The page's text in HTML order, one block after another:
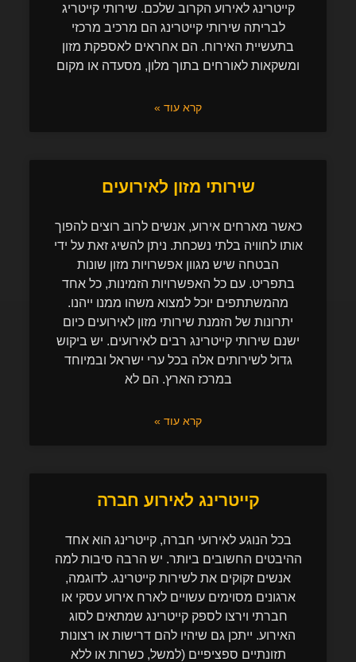
קייטרינג לאירוע הקרוב שלכם. שירותי קייטריג
לבריתה שירותי קייטרינג הם מרכיב מרכזי
בתעשיית האירוח. הם אחראים לאספקת מזון
ומשקאות לאורחים בתוך מלון, מסעדה או מקום
קרא עוד »
שירותי מזון לאירועים
כאשר מארחים אירוע, אנשים לרוב רוצים להפוך
אותו לחוויה בלתי נשכחת. ניתן להשיג זאת על ידי
הבטחה שיש מגוון אפשרויות מזון שונות
בתפריט. עם כל האפשרויות הזמינות, כל אחד
מהמשתתפים יוכל למצוא משהו ממנו ייהנו.
יתרונות של הזמנת שירותי מזון לאירועים כיום
ישנם שירותי קייטרינג רבים לאירועים. יש ביקוש
גדול לשירותים אלה בכל ערי ישראל ובמיוחד
במרכז הארץ. הם לא
קרא עוד »
קייטרינג לאירוע חברה
בכל הנוגע לאירועי חברה, קייטרינג הוא אחד
ההיבטים החשובים ביותר. יש הרבה סיבות למה
אנשים זקוקים את לשירות קייטרינג. לדוגמה,
ארגונים מסוימים עשויים לארח אירוע עסקי או
חברתי וירצו לספק קייטרינג שמתאים לסוג
האירוע. ייתכן גם שיהיו להם דרישות או רצונות
תזונתיים ספציפיים (למשל, כשרות או ללא